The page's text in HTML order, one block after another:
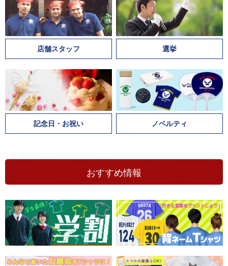
店舗スタッフ 選挙
記念日・お祝い ノベルティ
おすすめ情報